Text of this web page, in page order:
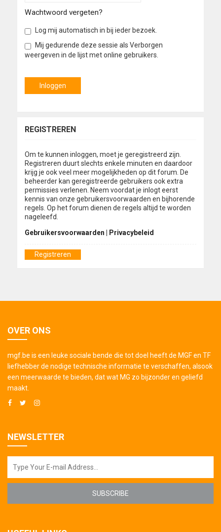
Wachtwoord vergeten?
Log mij automatisch in bij ieder bezoek.
Mij gedurende deze sessie als Verborgen
weergeven in de lijst met online gebruikers.
REGISTREREN
Om te kunnen inloggen, moet je geregistreerd zijn.
Registreren duurt slechts enkele minuten en daardoor
krijg je ook veel meer mogelijkheden op dit forum. De
beheerder kan geregistreerde gebruikers ook extra
permissies verlenen. Neem voordat je inlogt eerst
kennis van onze gebruikersvoorwaarden en bijhorende
regels. Op het forum dienen de regels altijd te worden
nageleefd.
Gebruikersvoorwaarden
Privacybeleid
Registreren
OVER ONS
mgf.be is een leuke sociale bende die tot doel heeft de MGF en TF
liefhebber de nodige technische informatie te verschaffen, alsook
een meerwaarde te bieden, dat wat MG zo bijzonder en geliefd
maakt.
NEWSLETTER
SUBSCRIBE